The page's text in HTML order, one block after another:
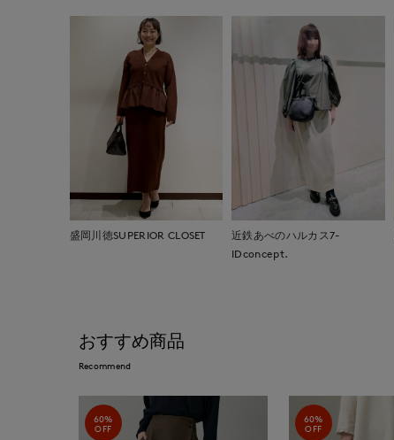
盛岡川徳SUPERIOR CLOSET
近鉄あべのハルカス7-
IDconcept.
おすすめ商品
Recommend
60%
OFF
60%
OFF